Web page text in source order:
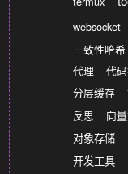
websocket
一致性哈希
代理
代
分层缓存
反思
向
对象存储
开发工具